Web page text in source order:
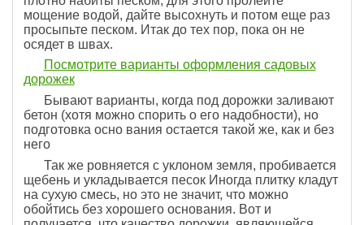
мощение водой, дайте высохнуть и потом еще раз
просыпьте песком. Итак до тех пор, пока он не
осядет в швах.
Посмотрите варианты оформления садовых
дорожек
Бывают варианты, когда под дорожки заливают
бетон (хотя можно спорить о его надобности), но
подготовка осно вания остается такой же, как и без
него
Так же ровняется с уклоном земля, пробивается
щебень и укладывается песок Иногда плитку кладут
на сухую смесь, но это не значит, что можно
обойтись без хорошего основания. Вот и